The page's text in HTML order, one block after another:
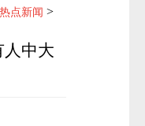
热点新闻 >
人中大